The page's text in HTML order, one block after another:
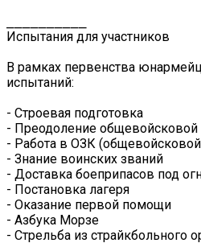
Испытания для участников
В рамках первенства
испытаний:
- Строевая подготовка
- Преодоление общевойсковой
- Работа в ОЗК
- Знание воинских званий
- Доставка боеприпасов под
- Постановка лагеря
- Оказание первой помощи
- Азбука Морзе
- Стрельба из страйкбольного